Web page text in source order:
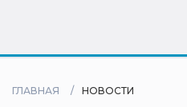
ГЛАВНАЯ НОВОСТИ